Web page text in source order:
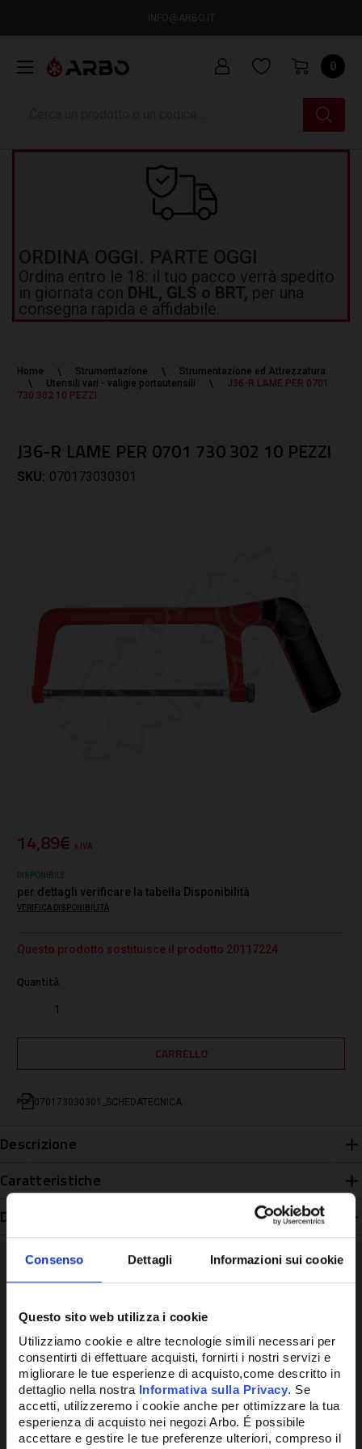
Consenso Dettagli Informazioni sui cookie
Questo sito web utilizza i cookie
Utilizziamo cookie e altre tecnologie simili necessari per
consentirti di effettuare acquisti, fornirti i nostri servizi e
migliorare le tue esperienze di acquisto,come descritto in
dettaglio nella nostra Informativa sulla Privacy. Se
accetti, utilizzeremo i cookie anche per ottimizzare la tua
esperienza di acquisto nei negozi Arbo. É possibile
accettare e gestire le tue preferenze ulteriori, compreso il
INFO@ARBO.IT
0
ORDINA OGGI. PARTE OGGI
Ordina entro le 18: il tuo pacco verrà spedito
in giornata con DHL, GLS o BRT, per una
consegna rapida e affidabile.
Home Strumentazione
Strumentazione ed Attrezzatura
Utensili vari - valigie portautensili
J36-R LAME PER 0701
730 302 10 PEZZI
J36-R LAME PER 0701 730 302 10 PEZZI
SKU: 070173030301
14,89€ + IVA
DISPONIBILE
per dettagli verificare la tabella Disponibilità
VERIFICA DISPONIBILITÀ
Questo prodotto sostituisce il prodotto 20117224
Quantità
070173030301_SCHEDATECNICA
Descrizione
Caratteristiche
Disponibilità
Potrebbe anche interessarti